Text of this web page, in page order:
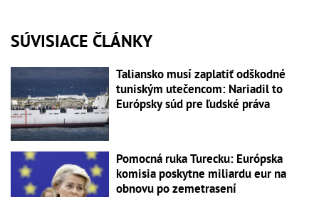
SÚVISIACE ČLÁNKY
Taliansko musí zaplatiť odškodné
tuniským utečencom: Nariadil to
Európsky súd pre ľudské práva
Pomocná ruka Turecku: Európska
komisia poskytne miliardu eur na
obnovu po zemetrasení